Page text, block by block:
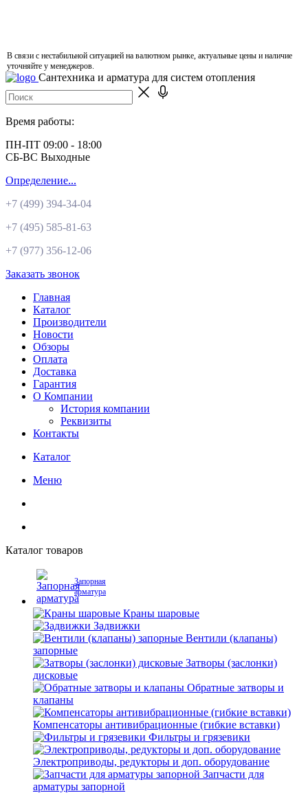
В связи с нестабильной ситуацией на валютном рынке, актуальные цены и наличие
уточняйте у менеджеров.
Сантехника и арматура для систем отопления
Время работы:
ПН-ПТ 09:00 - 18:00
СБ-ВС Выходные
Определение...
+7 (499) 394-34-04
+7 (495) 585-81-63
+7 (977) 356-12-06
Заказать звонок
Главная
Каталог
Производители
Новости
Обзоры
Оплата
Доставка
Гарантия
О Компании
История компании
Реквизиты
Контакты
Каталог
Меню
Каталог товаров
Запорная
арматура
Краны шаровые
Задвижки
Вентили (клапаны)
запорные
Затворы (заслонки)
дисковые
Обратные затворы и
клапаны
Компенсаторы антивибрационные (гибкие вставки)
Фильтры и грязевики
Электроприводы, редукторы и доп. оборудование
Запчасти для
арматуры запорной